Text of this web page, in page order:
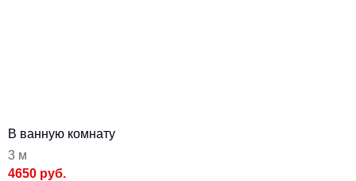
В ванную комнату
3 м
4650 руб.